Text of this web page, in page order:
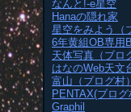
なんと!-e星空
Hanaの隠れ家
星空をみよう（
6年黄組OB専用
天体写真（ブロ
はなのWeb天文
富山（ブログ村）
PENTAX(ブログ
Graphil